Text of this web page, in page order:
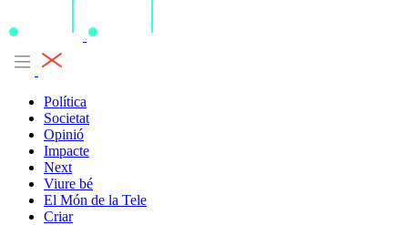
Política
Societat
Opinió
Impacte
Next
Viure bé
El Món de la Tele
Criar